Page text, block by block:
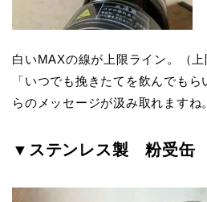
白いMAXの線が上限ライン。（上
「いつでも挽きたてを飲んでも
らのメッセージが汲み取れますね。
▼ステンレス製 粉受缶